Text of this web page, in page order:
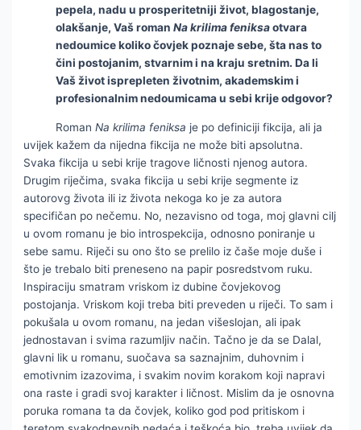
pepela, nadu u prosperitetniji život, blagostanje,
olakšanje, Vaš romanNa krilima feniksaotvara
nedoumice koliko čovjek poznaje sebe, šta nas to
čini postojanim, stvarnim i na kraju sretnim. Da li
Vaš život isprepleten životnim, akademskim i
profesionalnim nedoumicama u sebi krije odgovor?
RomanNa krilima feniksa je po definiciji fikcija, ali ja
uvijek kažem da nijedna fikcija ne može biti apsolutna.
Svaka fikcija u sebi krije tragove ličnosti njenog autora.
Drugim riječima, svaka fikcija u sebi krije segmente iz
autorovg života ili iz života nekoga ko je za autora
specifičan po nečemu. No, nezavisno od toga, moj glavni cilj
u ovom romanu je bio introspekcija, odnosno poniranje u
sebe samu. Riječi su ono što se prelilo iz čaše moje duše i
što je trebalo biti preneseno na papir posredstvom ruku.
Inspiraciju smatram vriskom iz dubine čovjekovog
postojanja. Vriskom koji treba biti preveden u riječi. To sam i
pokušala u ovom romanu, na jedan višeslojan, ali ipak
jednostavan i svima razumljiv način. Tačno je da se Dalal,
glavni lik u romanu, suočava sa saznajnim, duhovnim i
emotivnim izazovima, i svakim novim korakom koji napravi
ona raste i gradi svoj karakter i ličnost. Mislim da je osnovna
poruka romana ta da čovjek, koliko god pod pritiskom i